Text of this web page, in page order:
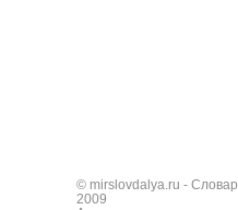
© mirslovdalya.ru -
2009